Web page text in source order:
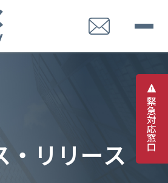
緊
急
対
応
窓
口
・ リ リ ース